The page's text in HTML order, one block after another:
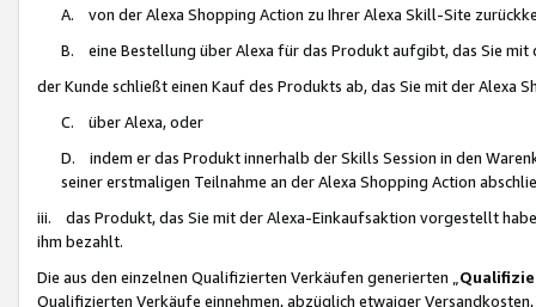
A. von der Alexa Shopping Action zu Ihrer Alexa Skill-Site
B. eine Bestellung über Alexa für das Produkt aufgibt, das Sie mit
der Kunde schließt einen Kauf des Produkts ab, das Sie mit der Alexa
C. über Alexa, oder
D. indem er das Produkt innerhalb der Skills Session in den
seiner erstmaligen Teilnahme an der Alexa Shopping Action
iii. das Produkt, das Sie mit der Alexa-Einkaufsaktion vorgestellt
ihm bezahlt.
Die aus den einzelnen Qualifizierten Verkäufen generierten „
Qualifizierten Verkäufe einnehmen, abzüglich etwaiger